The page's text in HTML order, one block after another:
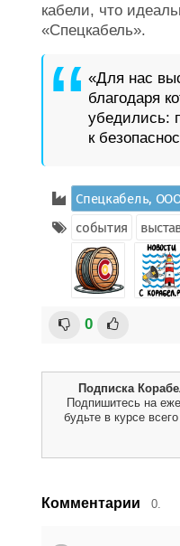
кабели, что
«Спецкабель».
«Для нас
благодаря
убедились:
к
Спецкабель,
события
0
Подписка
Подпишитесь на
будьте в курсе
Комментарии 0.